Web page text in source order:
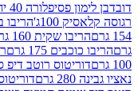
40 יחידות 328 גרם
הריבו בלוני לבבות 140 גרם
160 גרם דובי צבעוני
175 גרם
ריטר לבן סמרטיס
רוטב דיפ סלסה חריף עדין
דוריטוס רוטב דיפ סלסה